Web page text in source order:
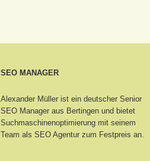
SEO MANAGER
Alexander Müller ist ein deutscher Senior
SEO Manager aus Bertingenund bietet
Suchmaschinenoptimierung mit seinem
Team als SEO Agentur zum Festpreis an.